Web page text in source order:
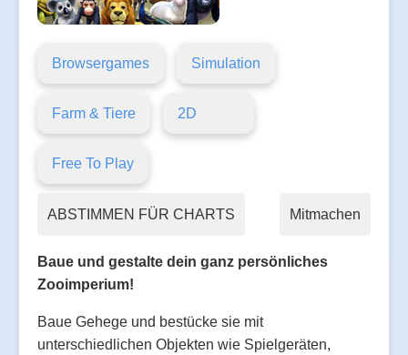
Browsergames Simulation
Farm & Tiere 2D
Free To Play
ABSTIMMEN FÜR CHARTS Mitmachen
Baue und gestalte dein ganz persönliches
Zooimperium!
Baue Gehege und bestücke sie mit
unterschiedlichen Objekten wie Spielgeräten,